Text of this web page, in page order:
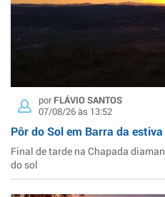
porFLÁVIO SANTOS
07/08/26 às 13:52
Pôr do Sol em Barra da estiva
Final de tarde na Chapada
do sol